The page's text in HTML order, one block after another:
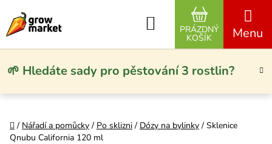
🌱 Hledáte sady pro pěstování 3 rostlin?
Hledat
NÁKUPNÍ
PRÁZDNÝ
KOŠÍK
Domů
/ Nářadí a pomůcky / Po sklizni / Dózy na bylinky / Sklenice
Qnubu California 120 ml